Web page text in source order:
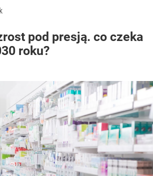
pod presją. co czeka
roku?